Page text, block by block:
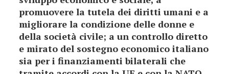
promuovere la tutela dei diritti umani e a
migliorare la condizione delle donne e
della società civile; a un controllo diretto
e mirato del sostegno economico italiano
sia per i finanziamenti bilaterali che